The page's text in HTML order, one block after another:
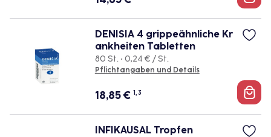
DENISIA 4 grippeähnliche Kr
ankheiten Tabletten
80 St. • 0,24 € / St.
Pflichtangaben und Details
18,85€ 1, 3
INFIKAUSAL Tropfen